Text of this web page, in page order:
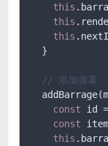
this
this
this
  }
// 添加弹幕
const id =
const
this